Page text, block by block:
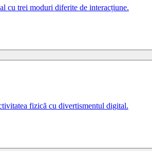
cu trei moduri diferite de interacțiune.
fizică cu divertismentul digital.